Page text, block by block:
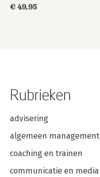
€ 49,95
Rubrieken
advisering
algemeen management
coaching en trainen
communicatie en media